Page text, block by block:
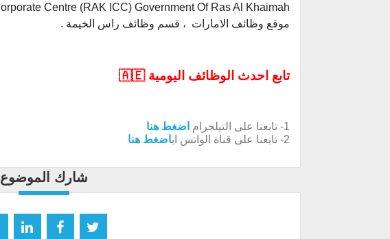
موقع وظائف الامارات ، قسم وظائف راس الخيمة .
تابع احدث الوظائف اليومية 🇦🇪
1- تابعنا على التيلجرام
اضغط هنا
2- تابعنا على قناة الواتس اب
اضغط هنا
شارك الموضوع